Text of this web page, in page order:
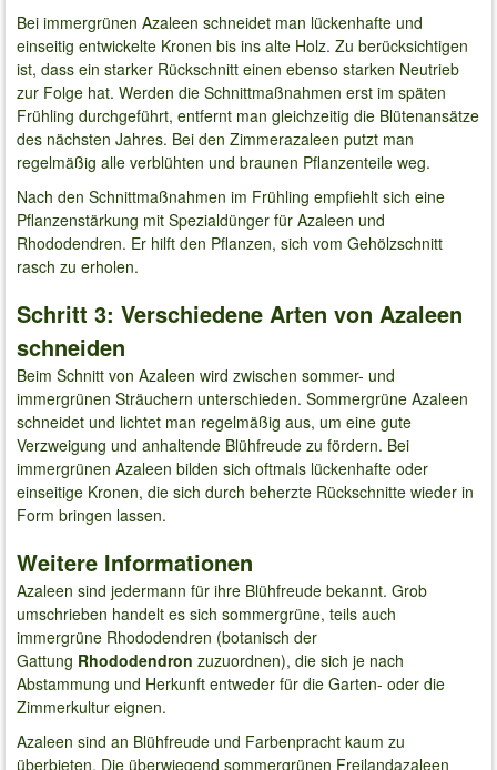
Bei immergrünen Azaleen schneidet man lückenhafte und
einseitig entwickelte Kronen bis ins alte Holz. Zu berücksichtigen
ist, dass ein starker Rückschnitt einen ebenso starken Neutrieb
zur Folge hat. Werden die Schnittmaßnahmen erst im späten
Frühling durchgeführt, entfernt man gleichzeitig die Blütenansätze
des nächsten Jahres. Bei den Zimmerazaleen putzt man
regelmäßig alle verblühten und braunen Pflanzenteile weg.
Nach den Schnittmaßnahmen im Frühling empfiehlt sich eine
Pflanzenstärkung mit Spezialdünger für Azaleen und
Rhododendren. Er hilft den Pflanzen, sich vom Gehölzschnitt
rasch zu erholen.
Schritt 3: Verschiedene Arten von Azaleen
schneiden
Beim Schnitt von Azaleen wird zwischen sommer- und
immergrünen Sträuchern unterschieden. Sommergrüne Azaleen
schneidet und lichtet man regelmäßig aus, um eine gute
Verzweigung und anhaltende Blühfreude zu fördern. Bei
immergrünen Azaleen bilden sich oftmals lückenhafte oder
einseitige Kronen, die sich durch beherzte Rückschnitte wieder in
Form bringen lassen.
Weitere Informationen
Azaleen sind jedermann für ihre Blühfreude bekannt. Grob
umschrieben handelt es sich sommergrüne, teils auch
immergrüne Rhododendren (botanisch der
Gattung Rhododendron zuzuordnen), die sich je nach
Abstammung und Herkunft entweder für die Garten- oder die
Zimmerkultur eignen.
Azaleen sind an Blühfreude und Farbenpracht kaum zu
überbieten. Die überwiegend sommergrünen Freilandazaleen